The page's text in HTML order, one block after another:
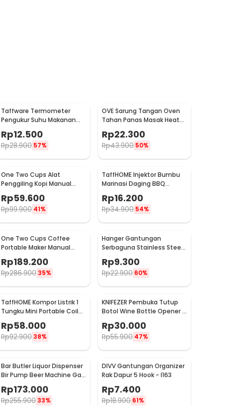
Taffware Termometer
Pengukur Suhu Makanan
TP101
Rp12.500
Rp28.900 57%
OVE Sarung Tangan Oven
Tahan Panas Masak Heat
Resistant Gloves - 540F
Rp22.300
Rp43.900 50%
One Two Cups Alat
Penggiling Kopi Manual
Coffee Grinder Portable -
WFCG9800
Rp59.600
Rp99.900 41%
TaffHOME Injektor Bumbu
Marinasi Daging BBQ
Seasoning Injector - HC117
Rp16.200
Rp34.900 54%
One Two Cups Coffee
Portable Maker Manual
Hand Press Espresso 300ml
- T35066
Rp189.200
Rp286.900 35%
Hanger Gantungan
Serbaguna Stainless Steel
10 PCS - M127105
Rp9.300
Rp22.900 60%
TaffHOME Kompor Listrik 1
Tungku Mini Portable Coil
Hot Plate 500W - C1-1000-
03
Rp58.000
Rp92.900 38%
KNIFEZER Pembuka Tutup
Botol Wine Bottle Opener -
TYK-074B
Rp30.000
Rp55.900 47%
Bar Butler Liquor Dispenser
Bir Pump Beer Machine Gas
Station 900ml - P-36
Rp173.000
Rp255.900 33%
DIVV Gantungan Organizer
Rak Dapur 5 Hook - I163
Rp7.400
Rp18.900 61%